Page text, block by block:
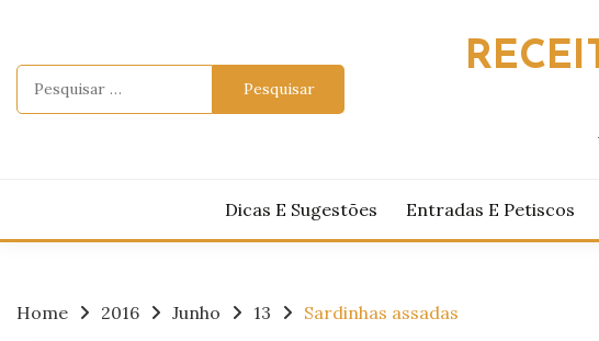
content
Dicas E Sugestões Entradas E Petiscos
Home 2016 Junho 13 Sardinhas assadas